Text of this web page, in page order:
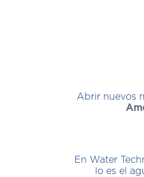
Abrir nuevos
En Water
lo es el